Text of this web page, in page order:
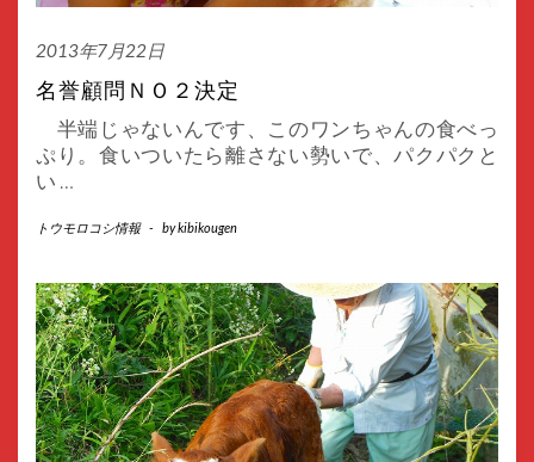
2013年7月22日
名誉顧問ＮＯ２決定
半端じゃないんです、このワンちゃんの食べっ
ぷり。食いついたら離さない勢いで、パクパクと
い …
トウモロコシ情報 - bykibikougen